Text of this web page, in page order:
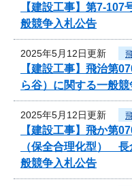
【建設工事】第7-107
般競争入札公告
2025年5月12日更新
【建設工事】飛治
ら谷）に関する一般
2025年5月12日更新
【建設工事】飛か第
（保全合理化型）
般競争入札公告